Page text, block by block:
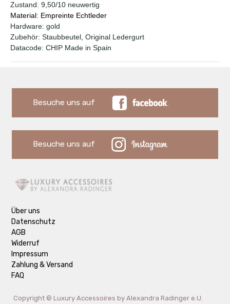
Zustand: 9,50/10 neuwertig
Material: Empreinte Echtleder
Hardware: gold
Zubehör: Staubbeutel, Original Ledergurt
Datacode: CHIP Made in Spain
Besuche uns auf
Besuche uns auf
Über uns
Datenschutz
AGB
Widerruf
Impressum
Zahlung & Versand
FAQ
Copyright © Luxury Accessoires by Alexandra Radinger e.U.